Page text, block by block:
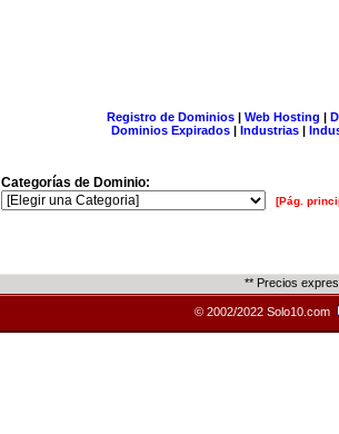
Registro de Dominios| Web Hosting |
Dominios Expirados | Industrias |
Categorías de Dominio:
[Pág.
** Precios
© 2002/2022 Solo10.com